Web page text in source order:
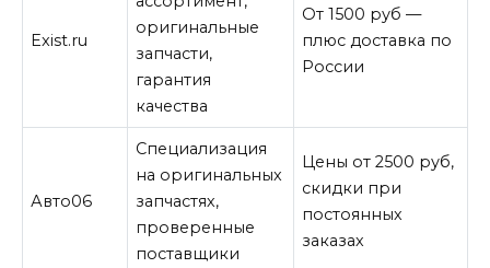
Exist.ru
оригинальные
запчасти,
гарантия
качества
От 1500 руб —
плюс доставка по
России
Авто06
Специализация
на оригинальных
запчастях,
проверенные
поставщики
Цены от 2500 руб,
скидки при
постоянных
заказах